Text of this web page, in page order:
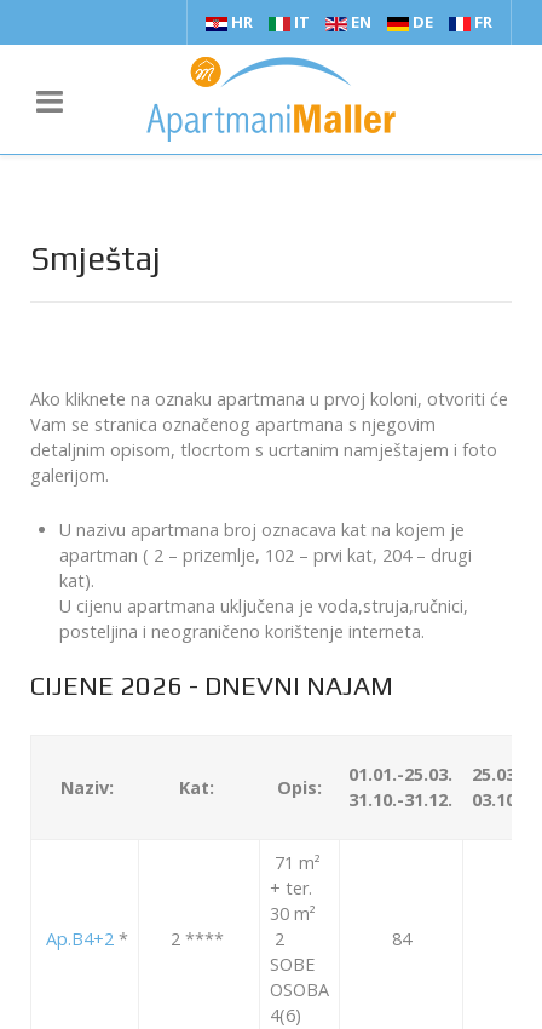
HR IT EN DE FR
Smještaj
Ako kliknete na oznaku apartmana u prvoj koloni, otvoriti će
Vam se stranica označenog apartmana s njegovim
detaljnim opisom, tlocrtom s ucrtanim namještajem i foto
galerijom.
U nazivu apartmana broj oznacava kat na kojem je
apartman ( 2 – prizemlje, 102 – prvi kat, 204 – drugi
kat).
U cijenu apartmana uključena je voda,struja,ručnici,
posteljina i neograničeno korištenje interneta.
CIJENE 2026 - DNEVNI NAJAM
Naziv: Kat: Opis:
01.01.-25.03.
31.10.-31.12.
25.03.-
03.10.-
Ap.B4+2 * 2 ****
71 m²
+ ter.
30 m²
2
SOBE
OSOBA
4(6)
84